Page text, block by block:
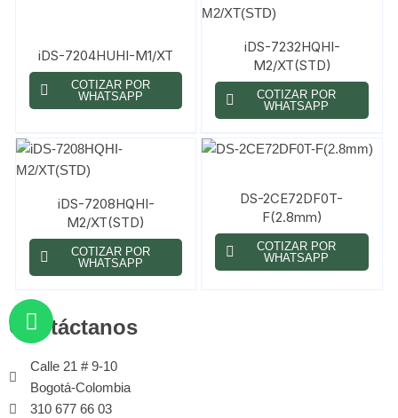
iDS-7204HUHI-M1/XT
COTIZAR POR
WHATSAPP
iDS-7232HQHI-
M2/XT(STD)
COTIZAR POR
WHATSAPP
iDS-7208HQHI-
M2/XT(STD)
COTIZAR POR
WHATSAPP
DS-2CE72DF0T-
F(2.8mm)
COTIZAR POR
WHATSAPP
Contáctanos
Calle 21 # 9-10
Bogotá-Colombia
310 677 66 03